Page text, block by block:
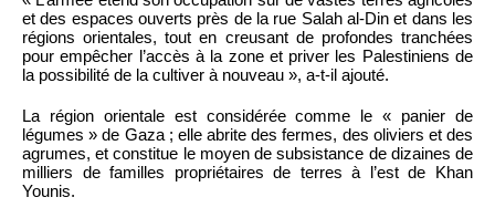
et des espaces ouverts près de la rue Salah al-Din et dans les
régions orientales, tout en creusant de profondes tranchées
pour empêcher l’accès à la zone et priver les Palestiniens de
la possibilité de la cultiver à nouveau », a-t-il ajouté.
La région orientale est considérée comme le « panier de
légumes » de Gaza ; elle abrite des fermes, des oliviers et des
agrumes, et constitue le moyen de subsistance de dizaines de
milliers de familles propriétaires de terres à l’est de Khan
Younis.